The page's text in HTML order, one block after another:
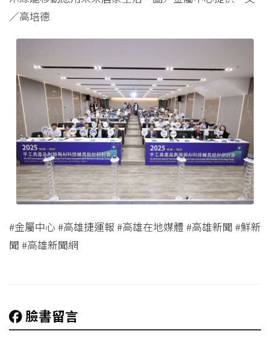
／高培德
#金屬中心 #高雄捷運報 #高雄在地媒體 #高雄新聞 #鮮新
聞 #高雄新聞網
臉書留言